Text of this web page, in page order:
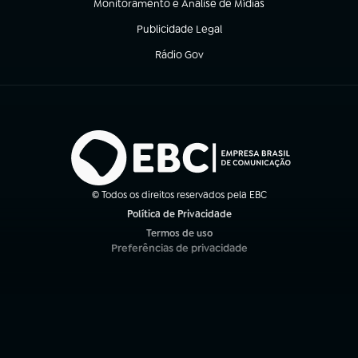
Monitoramento e Análise de Mídias
(abre em nova aba)
Publicidade Legal
(abre em nova aba)
Rádio Gov
(abre em nova aba)
© Todos os direitos reservados pela EBC
Política de Privacidade
Termos de uso
(abre em nova aba)
Preferências de privacidade